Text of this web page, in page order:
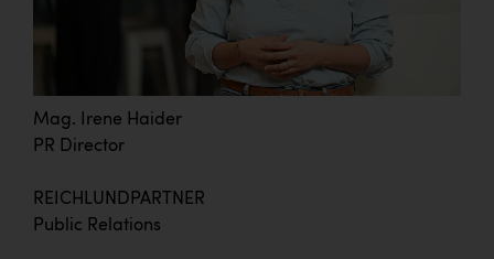
Mag. Irene Haider
PR Director
REICHLUNDPARTNER
Public Relations